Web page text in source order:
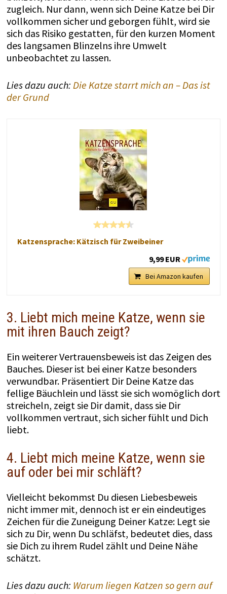
zugleich. Nur dann, wenn sich Deine Katze bei Dir
vollkommen sicher und geborgen fühlt, wird sie
sich das Risiko gestatten, für den kurzen Moment
des langsamen Blinzelns ihre Umwelt
unbeobachtet zu lassen.
Lies dazu auch: Die Katze starrt mich an – Das ist
der Grund
Katzensprache: Kätzisch für Zweibeiner
9,99 EUR
Bei Amazon kaufen
3. Liebt mich meine Katze, wenn sie
mit ihren Bauch zeigt?
Ein weiterer Vertrauensbeweis ist das Zeigen des
Bauches. Dieser ist bei einer Katze besonders
verwundbar. Präsentiert Dir Deine Katze das
fellige Bäuchlein und lässt sie sich womöglich dort
streicheln, zeigt sie Dir damit, dass sie Dir
vollkommen vertraut, sich sicher fühlt und Dich
liebt.
4. Liebt mich meine Katze, wenn sie
auf oder bei mir schläft?
Vielleicht bekommst Du diesen Liebesbeweis
nicht immer mit, dennoch ist er ein eindeutiges
Zeichen für die Zuneigung Deiner Katze: Legt sie
sich zu Dir, wenn Du schläfst, bedeutet dies, dass
sie Dich zu ihrem Rudel zählt und Deine Nähe
schätzt.
Lies dazu auch: Warum liegen Katzen so gern auf